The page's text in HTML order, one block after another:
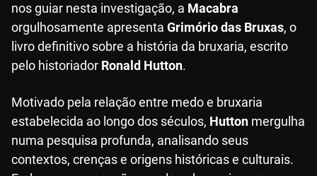
nos guiar nesta investigação, a Macabra
orgulhosamente apresenta Grimório das Bruxas, o
livro definitivo sobre a história da bruxaria, escrito
pelo historiador Ronald Hutton.
Motivado pela relação entre medo e bruxaria
estabelecida ao longo dos séculos, Hutton mergulha
numa pesquisa profunda, analisando seus
contextos, crenças e origens históricas e culturais.